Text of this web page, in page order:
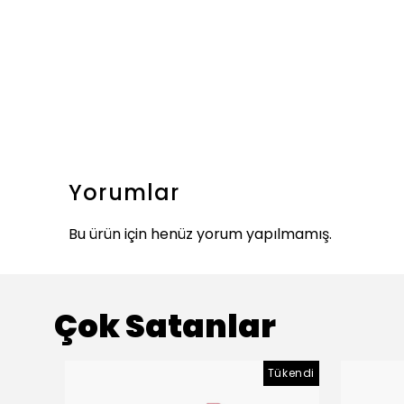
Yorumlar
Bu ürün için henüz yorum yapılmamış.
Çok Satanlar
Tükendi